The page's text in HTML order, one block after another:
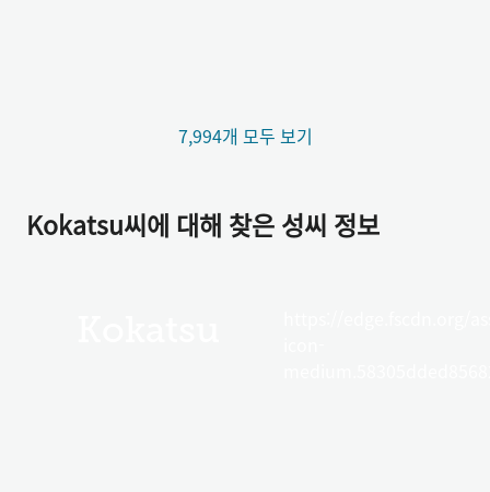
7,994개 모두 보기
Kokatsu씨에 대해 찾은 성씨 정보